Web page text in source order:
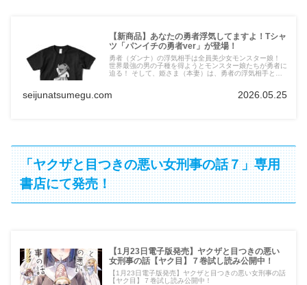
【新商品】あなたの勇者浮気してますよ！Tシャ
ツ「パンイチの勇者ver」が登場！
勇者（ダンナ）の浮気相手は全員美少女モンスター娘！
世界最強の男の子種を得ようとモンスター娘たちが勇者に
迫る！ そして、姫さま（本妻）は、勇者の浮気相手と毎
seijunatsumegu.com 2026.05.25
「ヤクザと目つきの悪い女刑事の話７」専用
書店にて発売！
【1月23日電子版発売】ヤクザと目つきの悪い
女刑事の話【ヤク目】７巻試し読み公開中！
【1月23日電子版発売】ヤクザと目つきの悪い女刑事の話
【ヤク目】７巻試し読み公開中！